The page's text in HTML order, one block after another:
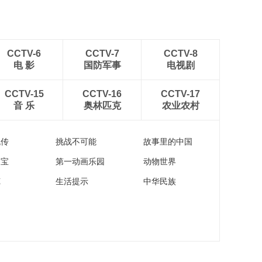
CCTV-6
电 影
CCTV-7
国防军事
CCTV-8
电视剧
CCTV-15
音 乐
CCTV-16
奥林匹克
CCTV-17
农业农村
挑战不可能 故事里的中国
第一动画乐园 动物世界
生活提示 中华民族